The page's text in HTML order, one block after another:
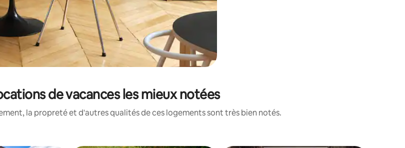
de vacances les mieux notées
la propreté et d'autres qualités de ces logements sont très bien notés.